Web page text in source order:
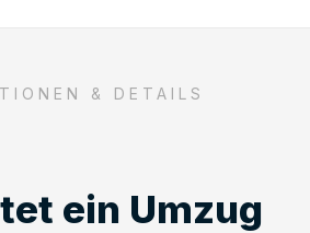
& DETAILS
ein Umzug